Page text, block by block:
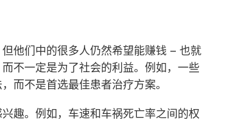
他们中的很多人仍然希望能赚钱 – 也就
不一定是为了社会的利益。例如，一些
而不是首选最佳患者治疗方案。
趣。例如，车速和车祸死亡率之间的权